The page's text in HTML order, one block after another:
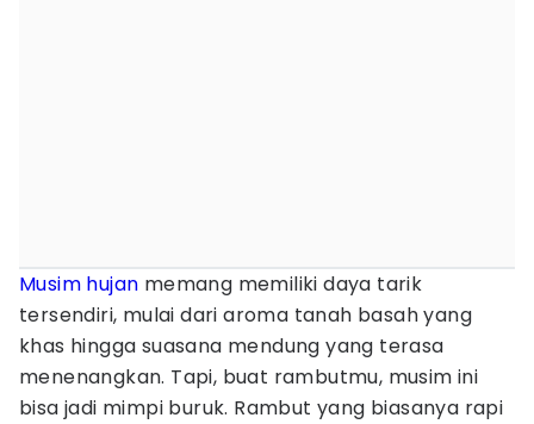
Musim hujan memang memiliki daya tarik
tersendiri, mulai dari aroma tanah basah yang
khas hingga suasana mendung yang terasa
menenangkan. Tapi, buat rambutmu, musim ini
bisa jadi mimpi buruk. Rambut yang biasanya rapi